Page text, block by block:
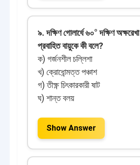
৯. দক্ষিণ গোলার্ধে ৬০° দক্ষিণ
প্রবাহিত বায়ুকে কী বলে?
ক) গর্জনশীল চল্লিশা
খ) ক্রোধোন্মত্ত পঞ্চাশ
গ) তীক্ষ্ণ চিৎকারকারী ষাট
ঘ) শান্ত বলয়
Show Answer